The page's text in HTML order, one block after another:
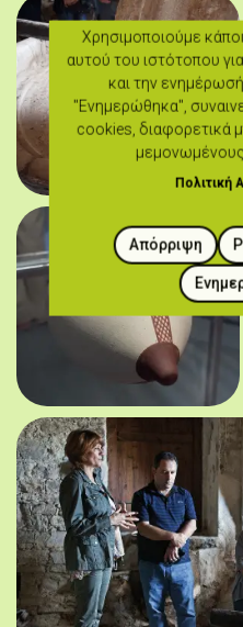
Χρησιμοποιούμε
αυτού του ιστότοπου
και την
"Ενημερώθηκα",
cookies, διαφορετικά
Πολιτική
Απόρριψη